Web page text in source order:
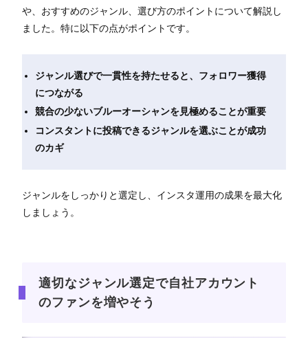
や、おすすめのジャンル、選び方のポイントについて解説し
ました。特に以下の点がポイントです。
ジャンル選びで一貫性を持たせると、フォロワー獲得
につながる
競合の少ないブルーオーシャンを見極めることが重要
コンスタントに投稿できるジャンルを選ぶことが成功
のカギ
ジャンルをしっかりと選定し、インスタ運用の成果を最大化
しましょう。
適切なジャンル選定で自社アカウント
のファンを増やそう